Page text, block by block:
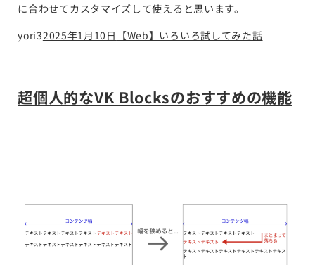
に合わせてカスタマイズして使えると思います。
yori32025年1月10日 【Web】いろいろ試してみた話
超個人的なVK Blocksのおすすめの機能